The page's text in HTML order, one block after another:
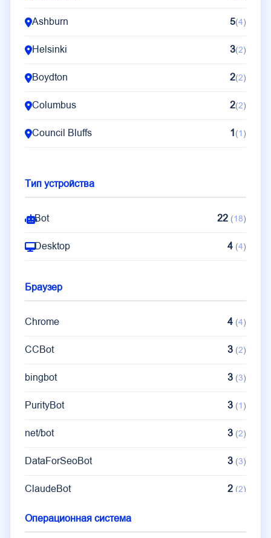
Ashburn 5(4)
Helsinki 3(2)
Boydton 2(2)
Columbus 2(2)
Council Bluffs 1(1)
Тип устройства
Bot 22 (18)
Desktop 4 (4)
Браузер
Chrome 4 (4)
CCBot 3 (2)
bingbot 3 (3)
PurityBot 3 (1)
net/bot 3 (2)
DataForSeoBot 3 (3)
ClaudeBot 2 (2)
SemrushBot
Операционная система